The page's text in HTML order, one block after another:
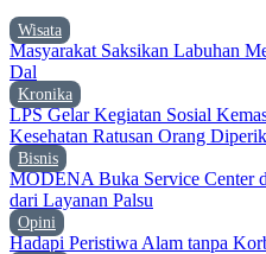
Wisata
Masyarakat Saksikan Labuhan
Dal
Kronika
LPS Gelar Kegiatan Sosial
Kesehatan Ratusan Orang
Bisnis
MODENA Buka Service Center
dari Layanan Palsu
Opini
Hadapi Peristiwa Alam tanpa